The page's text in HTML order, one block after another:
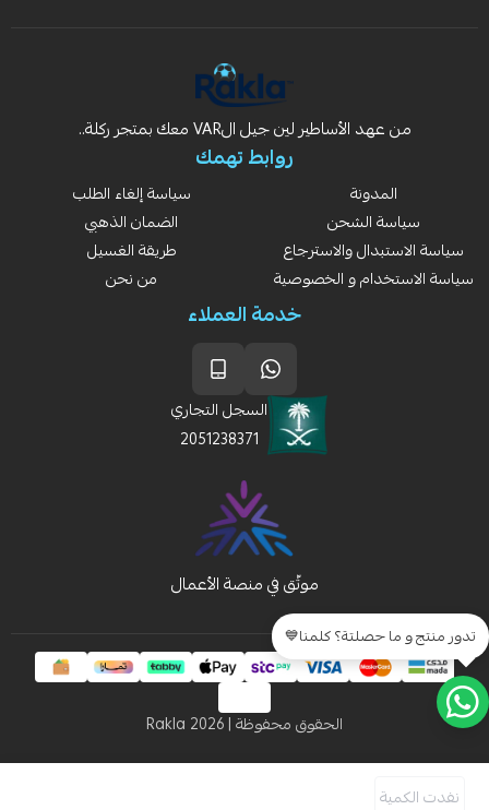
نفدت الكمية
من عهد الأساطير لين جيل الVAR معك بمتجر ركلة..
روابط تهمك
المدونة
سياسة الشحن
سياسة الاستبدال والاسترجاع
سياسة الاستخدام و الخصوصية
سياسة إلغاء الطلب
الضمان الذهبي
طريقة الغسيل
من نحن
خدمة العملاء
السجل التجاري
2051238371
الحقوق محفوظة | 2026 Rakla
تدور منتج و ما حصلتة؟ كلمنا💙